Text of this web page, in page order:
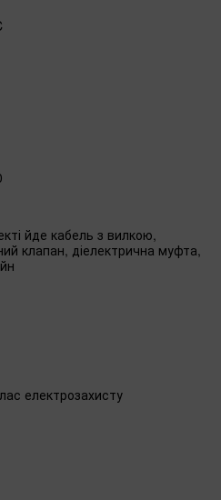
йде кабель з вилкою,
клапан, діелектрична муфта,
електрозахисту